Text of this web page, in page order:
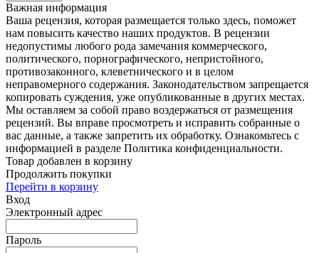
Важная информация
Ваша рецензия, которая размещается только здесь, поможет
нам повысить качество наших продуктов. В рецензии
недопустимы любого рода замечания коммерческого,
политического, порнографического, непристойного,
противозаконного, клеветнического и в целом
неправомерного содержания. Законодательством запрещается
копировать суждения, уже опубликованные в других местах.
Мы оставляем за собой право воздержаться от размещения
рецензий. Вы вправе просмотреть и исправить собранные о
вас данные, а также запретить их обработку. Ознакомьтесь с
информацией в разделе Политика конфиденциальности.
Товар добавлен в корзину
Продолжить покупки
Перейти в корзину
Вход
Электронный адрес
Пароль